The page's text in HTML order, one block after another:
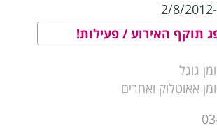
2/8/
תוקף האירוע / פעילות!
גוגל
אאוטלוק ואחרים